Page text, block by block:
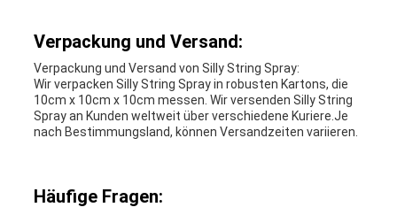
Verpackung und Versand:
Verpackung und Versand von Silly String Spray:
Wir verpacken Silly String Spray in robusten Kartons, die
10cm x 10cm x 10cm messen. Wir versenden Silly String
Spray an Kunden weltweit über verschiedene Kuriere.Je
nach Bestimmungsland, können Versandzeiten variieren.
Häufige Fragen: